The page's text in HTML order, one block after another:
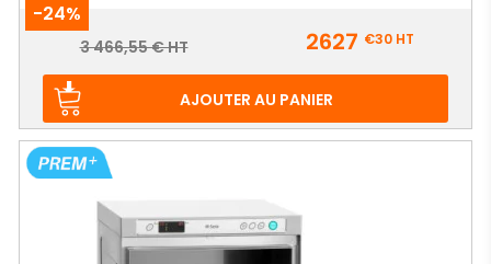
-24%
Prix
Prix
3 466,55 € HT 2627 €30HT
AJOUTER AU PANIER